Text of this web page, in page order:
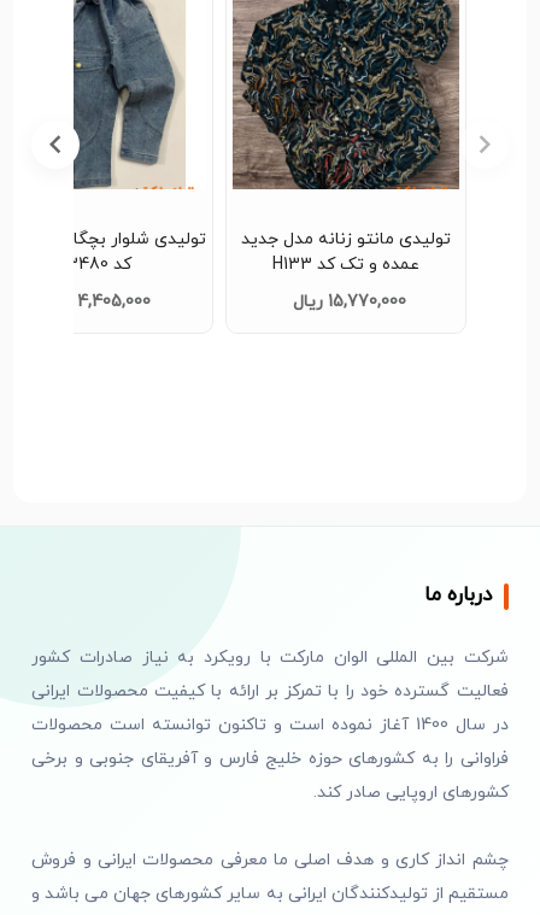
تولیدی مانتو زنانه مدل جدید
عمده و تک کد H133
15,770,000 ریال
تولیدی شلوار بچگانه مدل
کد G3480
4,405,000 ریال
درباره ما
شرکت بین المللی الوان مارکت با رویکرد به نیاز صادرات کشور
فعالیت گسترده خود را با تمرکز بر ارائه با کیفیت محصولات ایرانی
در سال 1400 آغاز نموده است و تاکنون توانسته است محصولات
فراوانی را به کشورهای حوزه خلیج فارس و آفریقای جنوبی و برخی
کشورهای اروپایی صادر کند.
چشم انداز کاری و هدف اصلی ما معرفی محصولات ایرانی و فروش
مستقیم از تولیدکنندگان ایرانی به سایر کشورهای جهان می باشد و